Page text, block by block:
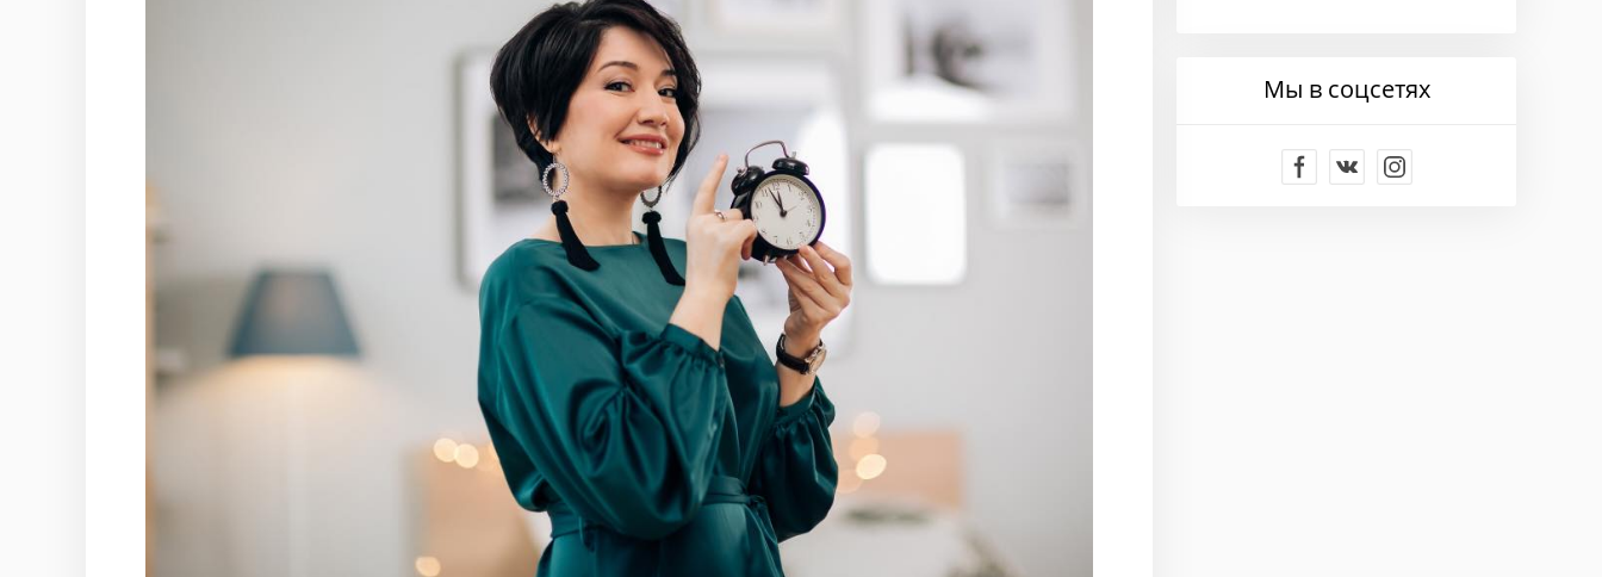
Мы в соцсетях